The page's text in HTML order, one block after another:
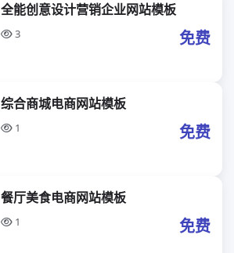
全能创意设计营销企业网站模板
3 免费
综合商城电商网站模板
1 免费
餐厅美食电商网站模板
1 免费